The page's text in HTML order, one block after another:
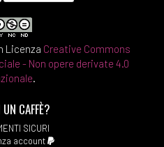
Licenza Creative Commons
- Non opere derivate 4.0
.
CAFFÈ?
SICURI
account